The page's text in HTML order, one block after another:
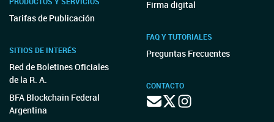
Tarifas de Publicación
SITIOS DE INTERÉS
Red de Boletines Oficiales
de la R. A.
BFA Blockchain Federal
Argentina
Firma digital
FAQ Y TUTORIALES
Preguntas Frecuentes
CONTACTO